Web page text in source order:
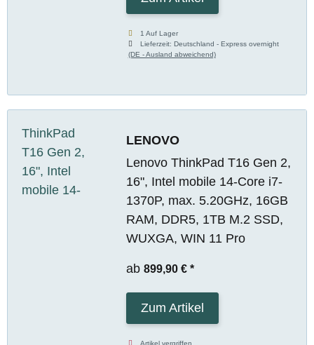
1 Auf Lager
Lieferzeit:Deutschland - Express overnight
(DE - Ausland abweichend)
LENOVO
Lenovo ThinkPad T16 Gen 2,
16", Intel mobile 14-Core i7-
1370P, max. 5.20GHz, 16GB
RAM, DDR5, 1TB M.2 SSD,
WUXGA, WIN 11 Pro
ab 899,90 € *
Zum Artikel
Artikel vergriffen